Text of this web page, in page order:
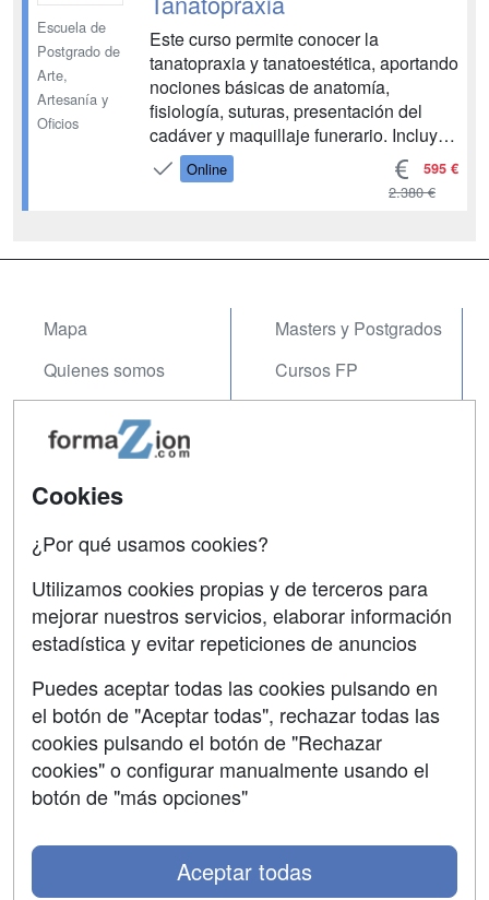
FUNERARIO Y MODELAJE
COSMÉTICO MÓDULO 7.
EXPOSICIÓN DEL CADÁVER
MÓDULO 8. CASOS ESPECIALES...
Escuela de
Postgrado de
Arte,
Artesanía y
Oficios
Este curso permite conocer la
tanatopraxia y tanatoestética, aportando
nociones básicas de anatomía,
fisiología, suturas, presentación del
cadáver y maquillaje funerario. Incluye
gestión funeraria y psicología del
sector. El alumno dispone de ejercicios
directo a través del Camp...
Online 595 €
2.380 €
Mapa
Quienes somos
Acceso Usuarios
Acceso Centros
Masters y Postgrados
Cursos FP
Contactar
Confidencialidad
Copyleft
SÍGUENOS EN:
Cookies
¿Por qué usamos cookies?
Utilizamos cookies propias y de terceros para
mejorar nuestros servicios, elaborar información
estadística y evitar repeticiones de anuncios
Puedes aceptar todas las cookies pulsando en
el botón de "Aceptar todas", rechazar todas las
cookies pulsando el botón de "Rechazar
cookies" o configurar manualmente usando el
botón de "más opciones"
Aceptar todas